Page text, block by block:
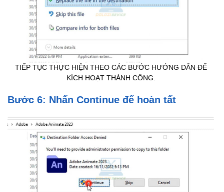
TIẾP TỤC THỰC HIỆN THEO CÁC BƯỚC HƯỚNG DẪN ĐỂ
KÍCH HOẠT THÀNH CÔNG.
Bước 6: Nhấn Continue để hoàn tất